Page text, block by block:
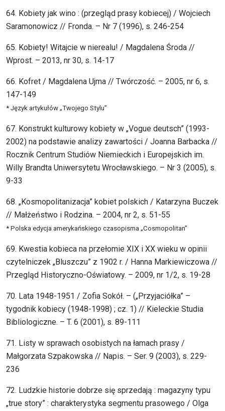
64. Kobiety jak wino : (przegląd prasy kobiecej) / Wojciech
Saramonowicz // Fronda. – Nr 7 (1996), s. 246-254
65. Kobiety! Witajcie w nierealu! / Magdalena Środa //
Wprost. – 2013, nr 30, s. 14-17
66. Kofret / Magdalena Ujma // Twórczość. – 2005, nr 6, s.
147-149
* Język artykułów „Twojego Stylu”
67. Konstrukt kulturowy kobiety w „Vogue deutsch” (1993-
2002) na podstawie analizy zawartości / Joanna Barbacka //
Rocznik Centrum Studiów Niemieckich i Europejskich im.
Willy Brandta Uniwersytetu Wrocławskiego. – Nr 3 (2005), s.
9-33
68. „Kosmopolitanizacja” kobiet polskich / Katarzyna Buczek
// Małżeństwo i Rodzina. – 2004, nr 2, s. 51-55
* Polska edycja amerykańskiego czasopisma „Cosmopolitan”
69. Kwestia kobieca na przełomie XIX i XX wieku w opinii
czytelniczek „Bluszczu” z 1902 r. / Hanna Markiewiczowa //
Przegląd Historyczno-Oświatowy. – 2009, nr 1/2, s. 19-28
70. Lata 1948-1951 / Zofia Sokół. – („Przyjaciółka” –
tygodnik kobiecy (1948-1998) ; cz. 1) // Kieleckie Studia
Bibliologiczne. – T. 6 (2001), s. 89-111
71. Listy w sprawach osobistych na łamach prasy /
Małgorzata Szpakowska // Napis. – Ser. 9 (2003), s. 229-
236
72. Ludzkie historie dobrze się sprzedają : magazyny typu
„true story” : charakterystyka segmentu prasowego / Olga